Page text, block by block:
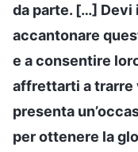
da parte. […] Devi
accantonare
e a consentire
affrettarti a trarre
presenta
per ottenere la